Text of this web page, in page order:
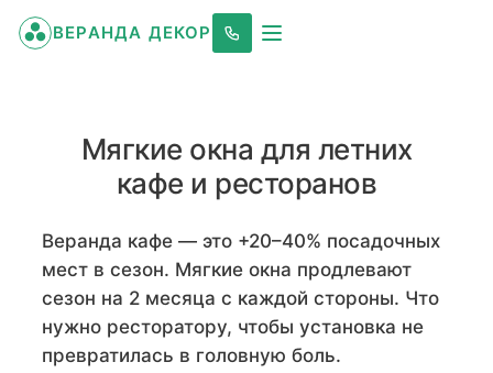
ВЕРАНДА ДЕКОР
Мягкие окна для летних
кафе и ресторанов
Веранда кафе — это +20–40% посадочных
мест в сезон. Мягкие окна продлевают
сезон на 2 месяца с каждой стороны. Что
нужно ресторатору, чтобы установка не
превратилась в головную боль.